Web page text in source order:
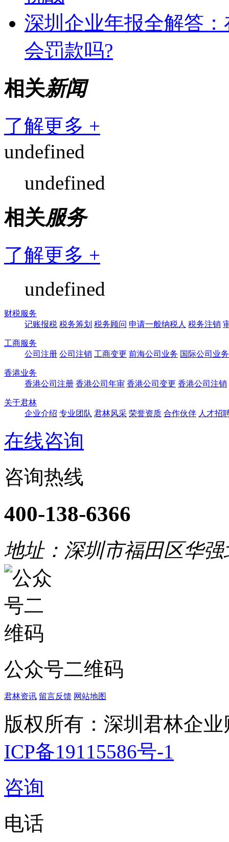
深圳企业年报全解答
会罚款吗?
相关新闻
了解更多 +
undefined
undefined
相关服务
了解更多 +
undefined
财税服务
记账报税 税务筹划 税务顾问 申请一般纳税人 税务注销
工商服务
公司注册 公司注销 工商变更 前海公司业务 国际公司业务
香港业务
香港公司注册 香港公司年审 香港公司变更 香港公司注销
关于君林
企业介绍 专业团队 君林风采 荣誉资质 合作伙伴 人才招
在线咨询
咨询热线
400-138-6366
地址：深圳市福田区华
公众号二维码
君林资讯 留言反馈 网站地图
版权所有：深圳君林企
ICP备19115586号-1
咨询
电话